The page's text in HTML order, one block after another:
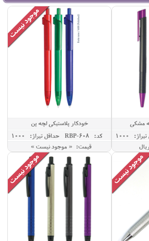
مشکی
1000
خودکار پلاستیکی لچه پن
کد: RBP-608
حداقل تيراژ: 1000
قیمت: « موجود نیست »